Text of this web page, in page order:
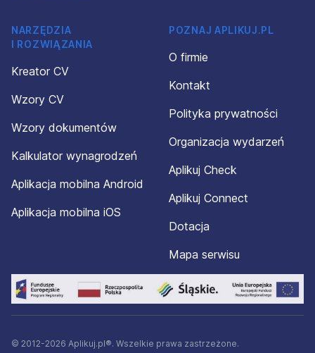
NARZĘDZIA
I ROZWIĄZANIA
Kreator CV
Wzory CV
Wzory dokumentów
Kalkulator wynagrodzeń
Aplikacja mobilna Android
Aplikacja mobilna iOS
POZNAJ APLIKUJ.PL
O firmie
Kontakt
Polityka prywatności
Organizacja wydarzeń
Aplikuj Check
Aplikuj Connect
Dotacja
Mapa serwisu
© 2012-2026 Aplikuj.pl®. Wszelkie prawa zastrzeżone.